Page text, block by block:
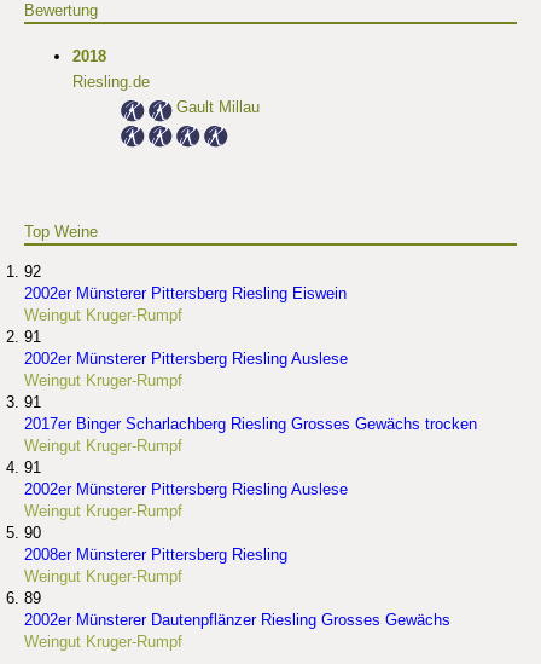
Bewertung
2018
Riesling.de
Gault Millau
Top Weine
92
2002er Münsterer Pittersberg Riesling Eiswein
Weingut Kruger-Rumpf
91
2002er Münsterer Pittersberg Riesling Auslese
Weingut Kruger-Rumpf
91
2017er Binger Scharlachberg Riesling Grosses Gewächs trocken
Weingut Kruger-Rumpf
91
2002er Münsterer Pittersberg Riesling Auslese
Weingut Kruger-Rumpf
90
2008er Münsterer Pittersberg Riesling
Weingut Kruger-Rumpf
89
2002er Münsterer Dautenpflänzer Riesling Grosses Gewächs
Weingut Kruger-Rumpf